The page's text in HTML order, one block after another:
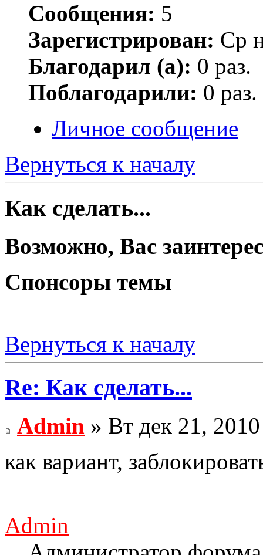
Сообщения: 5
Зарегистрирован: Ср
Благодарил (а): 0 раз.
Поблагодарили: 0 раз.
Личное сообщение
Вернуться к началу
Как сделать...
Возможно, Вас
Спонсоры темы
Вернуться к началу
Re: Как сделать...
Admin » Вт дек 21,
как вариант,
Admin